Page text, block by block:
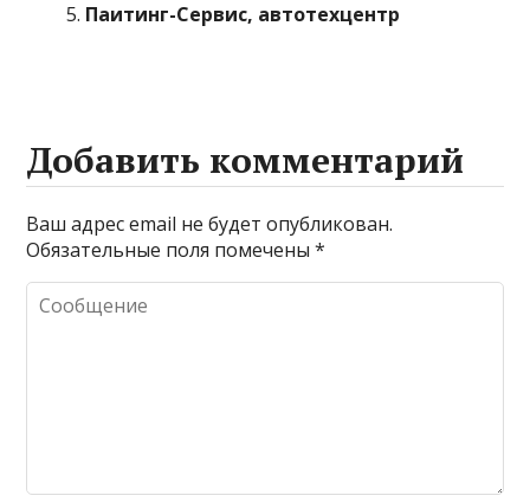
Паитинг-Сервис, автотехцентр
Добавить комментарий
Ваш адрес email не будет опубликован.
Обязательные поля помечены*